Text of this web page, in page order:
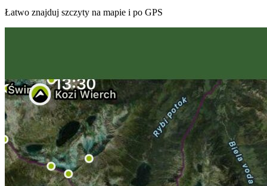
Łatwo znajduj szczyty na mapie i po GPS